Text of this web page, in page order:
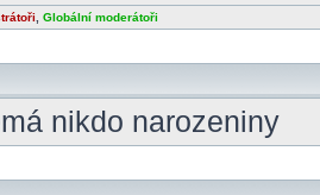
Globální moderátoři
nikdo narozeniny